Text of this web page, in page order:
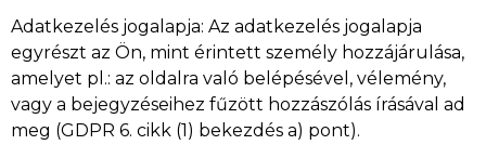
Adatkezelés jogalapja: Az adatkezelés jogalapja
egyrészt az Ön, mint érintett személy hozzájárulása,
amelyet pl.: az oldalra való belépésével, vélemény,
vagy a bejegyzéseihez fűzött hozzászólás írásával ad
meg (GDPR 6. cikk (1) bekezdés a) pont).